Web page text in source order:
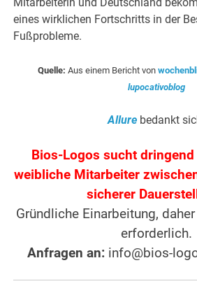
eines wirklichen Fortschritts in der
Fußprobleme.
Quelle: Aus einem Bericht von
lupocativoblog
Allure bedankt
Bios-Logos sucht
weibliche Mitarbeiter
sicherer
Gründliche Einarbeitung,
erforderlich.
Anfragen an:info@bios-